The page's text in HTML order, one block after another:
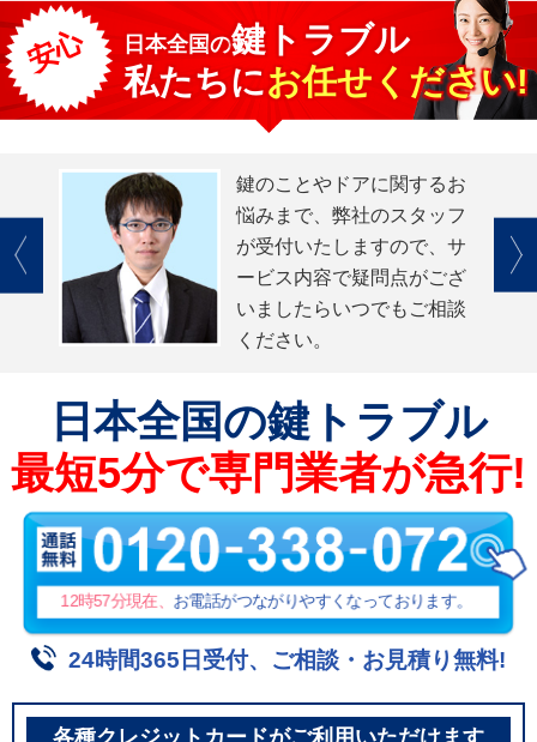
安心 日本全国の鍵トラブル
私たちにお任せください!
鍵のことやドアに関するお
悩みまで、弊社のスタッフ
が受付いたしますので、サ
ービス内容で疑問点がござ
いましたらいつでもご相談
ください。
日本全国の鍵トラブル
最短5分で専門業者が急行!
12時57分現在、 お電話がつながりやすくなっております。
24時間365日受付、ご相談・お見積り無料!